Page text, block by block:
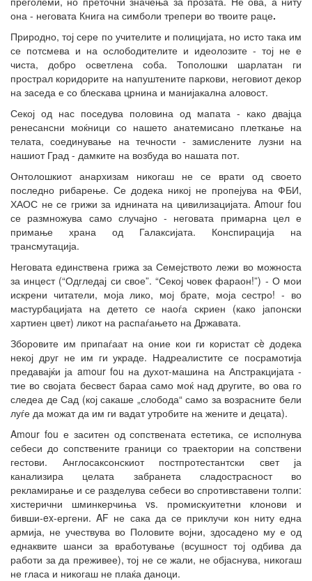
она - неговата Книга на симболи трепери во твоите раце.
Природно, тој сере по учителите и полицијата, но исто така им
се потсмева и на ослободителите и идеолозите - тој не е
чиста, добро осветлена соба. Тополошки шарлатан ги
прострал коридорите на напуштените паркови, неговиот декор
на заседа е со блескава црнина и манијакална аловост.
Секој од нас поседува половина од мапата - како двајца
ренесансни моќници со нашето анатемисано плеткање на
телата, соединување на течности - замислените лузни на
нашиот Град - дамките на возбуда во нашата пот.
Онтолошкиот анархизам никогаш не се врати од своето
последно рибарење. Се додека никој не пропејува на ФБИ,
ХАОС не се грижи за иднината на цивилизацијата. Amour fou
се размножува само случајно - неговата примарна цел е
примање храна од Галаксијата. Конспирација на
трансмутација.
Неговата единствена грижа за Семејството лежи во можноста
за инцест (“Одгледај си свое”. “Секој човек фараон!”) - О мои
искрени читатели, моја лико, мој брате, моја сестро! - во
мастурбацијата на детето се наоѓа скриен (како јапонски
хартиен цвет) ликот на распаѓањето на Државата.
Зборовите им припаѓаат на оние кои ги користат сè додека
некој друг не им ги украде. Надреалистите се посрамотија
предавајќи ја amour fou на духот-машина на Апстракцијата -
тие во својата бесвест бараа само моќ над другите, во ова го
следеа де Сад (кој сакаше „слобода“ само за возрасните бели
луѓе да можат да им ги вадат утробите на жените и децата).
Amour fou е заситен од сопствената естетика, се исполнува
себеси до сопствените граници со траектории на сопствени
гестови. Англосаксонскиот постпротестантски свет ја
канализира целата забранета сладострасност во
рекламирање и се разделува себеси во спротивставени толпи:
хистерични шминкерчиња vs. промискуитетни клонови и
бивши-ex-ергени. AF не сака да се приклучи кон ниту една
армија, не учествува во Половите војни, здосадено му е од
еднаквите шанси за вработување (всушност тој одбива да
работи за да преживее), тој не се жали, не објаснува, никогаш
не гласа и никогаш не плаќа даноци.